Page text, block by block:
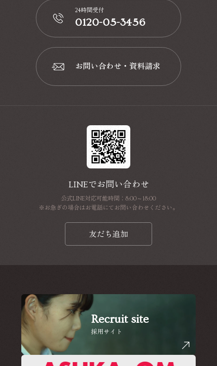
📞
24時間受付
0120-05-3456
📩
お問い合わせ・資料請求
LINEでお問い合わせ
公式LINE対応可能時間：8:00～18:00
※お急ぎの場合はお電話にてお問い合わせください。
友だち追加
採用サイト
Recruit site